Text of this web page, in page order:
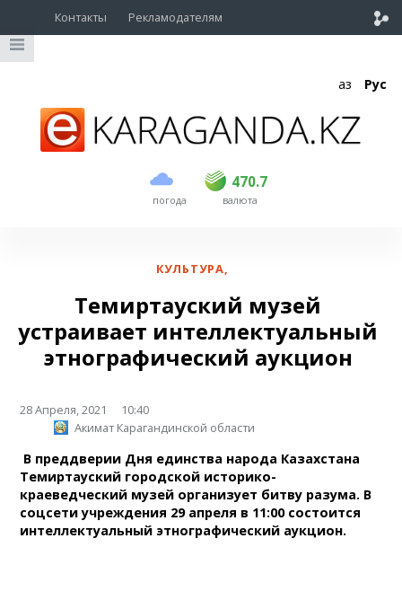
Контакты Рекламодателям
Қаз Рус
погода
470.7
USD 468.5 470.7
EUR валюта
КУЛЬТУРА,
Темиртауский музей
устраивает интеллектуальный
этнографический аукцион
28 Апреля, 2021
10:40
Акимат Карагандинской области
В преддверии Дня единства народа Казахстана
Темиртауский городской историко-
краеведческий музей организует битву разума. В
соцсети учреждения 29 апреля в 11:00 состоится
интеллектуальный этнографический аукцион.